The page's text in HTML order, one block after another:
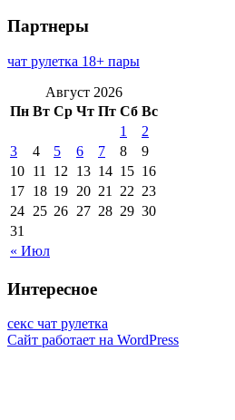
Партнеры
чат рулетка 18+ пары
Август 2026
Пн Вт Ср Чт Пт Сб Вс
« Июл
1
2
3
4 5 6 7 8
9
10 11 12 13 14 15 16
17 18 19 20 21 22 23
24 25 26 27 28 29 30
31
Интересное
секс чат рулетка
Сайт работает на WordPress